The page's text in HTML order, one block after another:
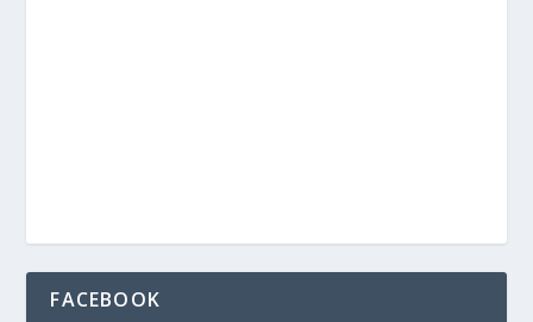
FACEBOOK